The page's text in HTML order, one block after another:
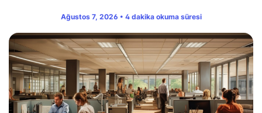
Ağustos 7, 2026 • 4 dakika okuma süresi